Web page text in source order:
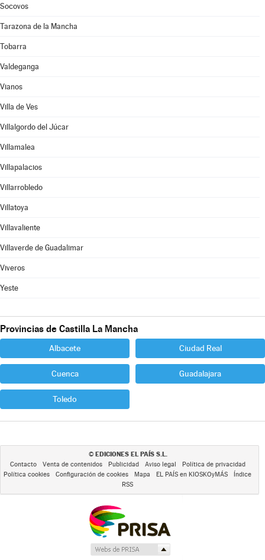
Socovos
Tarazona de la Mancha
Tobarra
Valdeganga
Vianos
Villa de Ves
Villalgordo del Júcar
Villamalea
Villapalacios
Villarrobledo
Villatoya
Villavaliente
Villaverde de Guadalimar
Viveros
Yeste
Provincias de Castilla La Mancha
Albacete Ciudad Real
Cuenca Guadalajara
Toledo
© EDICIONES EL PAÍS S.L.
Contacto Venta de contenidos Publicidad Aviso legal
Política de privacidad
Política cookies
Configuración de cookies Mapa EL PAÍS en KIOSKOyMÁS
Índice
RSS